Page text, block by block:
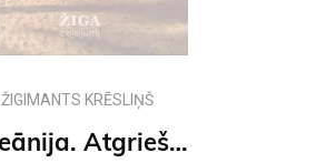
ŽIGIMANTS KRĒSLIŅŠ
Okeānija. Atgriešanās